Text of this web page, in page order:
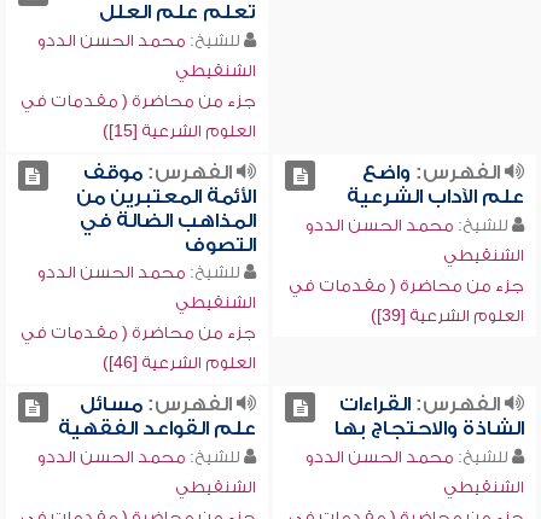
تعلم علم العلل
للشيخ: محمد الحسن الددو
الشنقيطي
جزء من محاضرة ( مقدمات في
العلوم الشرعية [15])
الفهرس: واضع
علم الآداب الشرعية
للشيخ: محمد الحسن الددو
الشنقيطي
جزء من محاضرة ( مقدمات في
العلوم الشرعية [39])
الفهرس:موقف
الأئمة المعتبرين من
المذاهب الضالة في
التصوف
للشيخ: محمد الحسن الددو
الشنقيطي
جزء من محاضرة ( مقدمات في
العلوم الشرعية [46])
الفهرس:القراءات
الشاذة والاحتجاج بها
للشيخ: محمد الحسن الددو
الشنقيطي
الفهرس:مسائل
علم القواعد الفقهية
للشيخ: محمد الحسن الددو
الشنقيطي